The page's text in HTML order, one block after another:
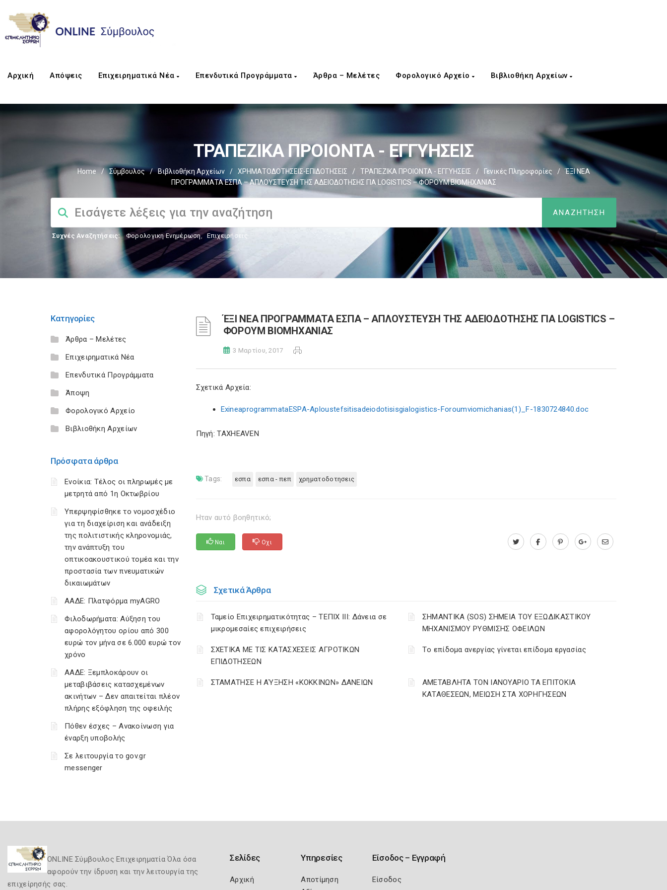
Αρχική Απόψεις Επιχειρηματικά Νέα Επενδυτικά Προγράμματα Άρθρα – Μελέτες Φορολογικό Αρχείο Βιβλιοθήκη Αρχείων
ΤΡΑΠΕΖΙΚΑ ΠΡΟΙΟΝΤΑ - ΕΓΓΥΗΣΕΙΣ
Home / Σύμβουλος / Βιβλιοθήκη Αρχείων / ΧΡΗΜΑΤΟΔΟΤΗΣΕΙΣ-ΕΠΙΔΟΤΗΣΕΙΣ / ΤΡΑΠΕΖΙΚΑ ΠΡΟΙΟΝΤΑ - ΕΓΓΥΗΣΕΙΣ / Γενικές Πληροφορίες /
ΈΞΙ ΝΕΑ
ΠΡΟΓΡΑΜΜΑΤΑ ΕΣΠΑ – AΠΛΟΥΣΤΕΥΣΗ ΤΗΣ ΑΔΕΙΟΔΟΤΗΣΗΣ ΓΙΑ LOGISTICS – ΦΟΡΟΥΜ ΒΙΟΜΗΧΑΝΙΑΣ
Συχνές Αναζητήσεις: Φορολογικη Ενημέρωση, Επιχειρήσεις
Κατηγορίες
Άρθρα – Μελέτες
Επιχειρηματικά Νέα
Επενδυτικά Προγράμματα
Άποψη
Φορολογικό Αρχείο
Βιβλιοθήκη Αρχείων
Πρόσφατα άρθρα
Ενοίκια: Τέλος οι πληρωμές με
μετρητά από 1η Οκτωβρίου
Υπερψηφίσθηκε το νομοσχέδιο
για τη διαχείριση και ανάδειξη
της πολιτιστικής κληρονομιάς,
την ανάπτυξη του
οπτικοακουστικού τομέα και την
προστασία των πνευματικών
δικαιωμάτων
ΑΑΔΕ: Πλατφόρμα myAGRO
Φιλοδωρήματα: Αύξηση του
αφορολόγητου ορίου από 300
ευρώ τον μήνα σε 6.000 ευρώ τον
χρόνο
ΑΑΔΕ: Ξεμπλοκάρουν οι
μεταβιβάσεις κατασχεμένων
ακινήτων – Δεν απαιτείται πλέον
πλήρης εξόφληση της οφειλής
Πόθεν έσχες – Ανακοίνωση για
έναρξη υποβολής
Σε λειτουργία το gov.gr
messenger
ΈΞΙ ΝΕΑ ΠΡΟΓΡΑΜΜΑΤΑ ΕΣΠΑ – AΠΛΟΥΣΤΕΥΣΗ ΤΗΣ ΑΔΕΙΟΔΟΤΗΣΗΣ ΓΙΑ LOGISTICS –
ΦΟΡΟΥΜ ΒΙΟΜΗΧΑΝΙΑΣ
3 Μαρτίου, 2017
Σχετικά Αρχεία:
ExineaprogrammataESPA-Aploustefsitisadeiodotisisgialogistics-Foroumviomichanias(1)_F-1830724840.doc
Πηγή: TAXHEAVEN
Tags: εσπα εσπα - πεπ χρηματοδοτησεις
Ηταν αυτό βοηθητικό;
Ναι Οχι
Σχετικά Άρθρα
Ταμείο Επιχειρηματικότητας – ΤΕΠΙΧ ΙΙΙ: Δάνεια σε
μικρομεσαίες επιχειρήσεις
ΣΗΜΑΝΤΙΚΑ (SOS) ΣΗΜΕΙΑ ΤΟΥ ΕΞΩΔΙΚΑΣΤΙΚΟΥ
ΜΗΧΑΝΙΣΜΟΥ ΡΥΘΜΙΣΗΣ ΟΦΕΙΛΩΝ
ΣΧΕΤΙΚΑ ΜΕ ΤΙΣ ΚΑΤΑΣΧΕΣΕΙΣ ΑΓΡΟΤΙΚΩΝ
ΕΠΙΔΟΤΗΣΕΩΝ
Tο επίδομα ανεργίας γίνεται επίδομα εργασίας
ΣΤΑΜΑΤΗΣΕ Η ΑΎΞΗΣΗ «ΚΟΚΚΙΝΩΝ» ΔΑΝΕΙΩΝ
ΑΜΕΤΑΒΛΗΤΑ ΤΟΝ ΙΑΝΟΥΑΡΙΟ ΤΑ ΕΠΙΤΟΚΙΑ
ΚΑΤΑΘΕΣΕΩΝ, ΜΕΙΩΣΗ ΣΤΑ ΧΟΡΗΓΗΣΕΩΝ
ONLINE Σύμβουλος Επιχειρηματία Όλα όσα
αφορούν την ίδρυση και την λειτουργία της
επιχείρησής σας.
Σελίδες
Αρχική
Υπηρεσίες
Αποτίμηση
Είσοδος – Εγγραφή
Είσοδος